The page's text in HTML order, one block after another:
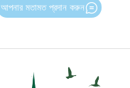
আপনার মতামত প্রদান করুন